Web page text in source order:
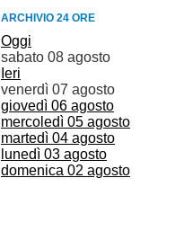
ARCHIVIO 24 ORE
Oggi
sabato 08 agosto
Ieri
venerdì 07 agosto
giovedì 06 agosto
mercoledì 05 agosto
martedì 04 agosto
lunedì 03 agosto
domenica 02 agosto